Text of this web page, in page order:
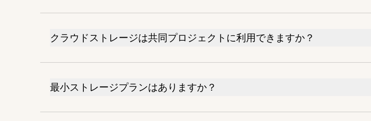
クラウドストレージは共同プロジェクトに利用できますか？
最小ストレージプランはありますか？